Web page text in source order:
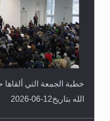
خطبة الجمعة التي ألقاها
الله بتاريخ12-06-2026